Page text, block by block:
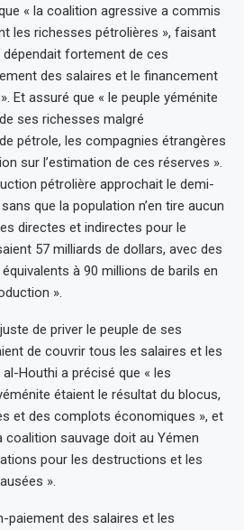
« la coalition agressive a commis
les richesses pétrolières », faisant
dépendait fortement de ces
des salaires et le financement
Et assuré que « le peuple yéménite
ses richesses malgré
pétrole, les compagnies étrangères
sur l’estimation de ces réserves ».
pétrolière approchait le demi-
que la population n’en tire aucun
directes et indirectes pour le
57 milliards de dollars, avec des
à 90 millions de barils en
».
de priver le peuple de ses
de couvrir tous les salaires et les
Houthi a précisé que « les
étaient le résultat du blocus,
et des complots économiques », et
coalition sauvage doit au Yémen
pour les destructions et les
».
paiement des salaires et les